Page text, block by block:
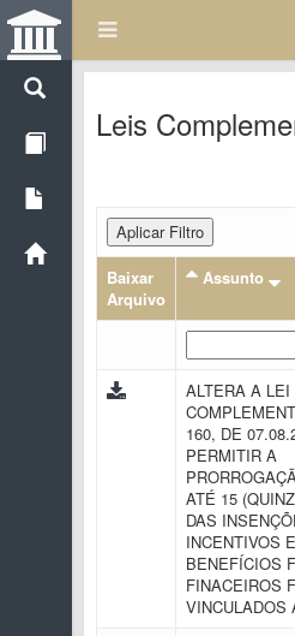
Leis
Aplicar Filtro
Baixar
Arquivo
Assunto
ALTERA A LEI
160, DE
PERMITIR A
ATÉ 15
DAS
INCENTIVOS
BENEFÍCIOS
FINACEIROS
VINCULADOS